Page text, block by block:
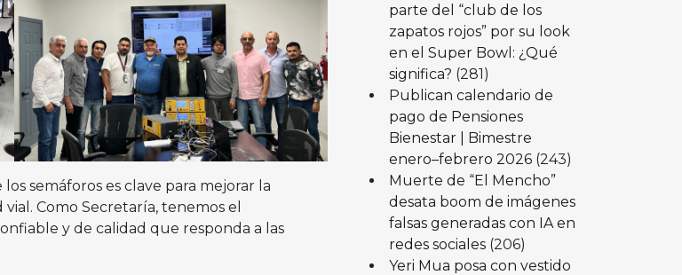
semáforos es clave para mejorar la
Como Secretaría, tenemos el
y de calidad que responda a las
parte del “club de los
zapatos rojos” por su look
en el Super Bowl: ¿Qué
significa? (281)
Publican calendario de
pago de Pensiones
Bienestar | Bimestre
enero–febrero 2026 (243)
Muerte de “El Mencho”
desata boom de imágenes
falsas generadas con IA en
redes sociales (206)
Yeri Mua posa con vestido